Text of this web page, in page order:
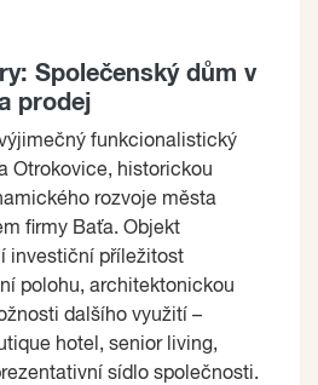
Společenský dům v
prodej
funkcionalistický
Otrokovice, historickou
rozvoje města
firmy Baťa. Objekt
investiční příležitost
polohu, architektonickou
dalšího využití –
hotel, senior living,
sídlo společnosti.